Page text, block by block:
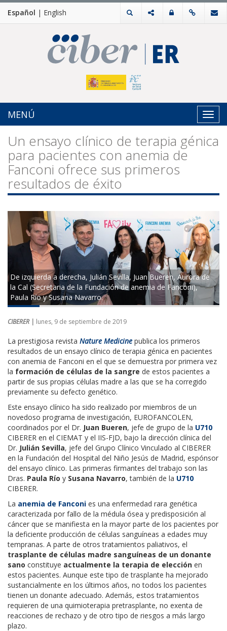
Español | English
MENÚ
Un ensayo clínico de terapia génica
para pacientes con anemia de
Fanconi ofrece sus primeros
resultados de éxito
De izquierda a derecha, Julián Sevilla, Juan Bueren, Aurora de
la Cal (Secretaria de la Fundación de anemia de Fanconi),
Paula Río y Susana Navarro.
CIBERER | lunes, 9 de septiembre de 2019
La prestigiosa revista Nature Medicine publica los primeros
resultados de un ensayo clínico de terapia génica en pacientes
con anemia de Fanconi en el que se demuestra por primera vez
la formación de células de la sangre de estos pacientes a
partir de sus propias células madre a las que se ha corregido
previamente su defecto genético.
Este ensayo clínico ha sido realizado por miembros de un
novedoso programa de investigación, EUROFANCOLEN,
coordinados por el Dr. Juan Bueren, jefe de grupo de la U710
CIBERER en el CIEMAT y el IIS-FJD, bajo la dirección clínica del
Dr. Julián Sevilla, jefe del Grupo Clínico Vinculado al CIBERER
en la Fundación del Hospital del Niño Jesús de Madrid, espónsor
del ensayo clínico. Las primeras firmantes del trabajo son las
Dras. Paula Río y Susana Navarro, también de la U710
CIBERER.
La anemia de Fanconi es una enfermedad rara genética
caracterizada por fallo de la médula ósea y predisposición al
cáncer que se manifiesta en la mayor parte de los pacientes por
la deficiente producción de células sanguíneas a edades muy
tempranas. A parte de otros tratamientos paliativos, el
trasplante de células madre sanguíneas de un donante
sano constituye actualmente la terapia de elección en
estos pacientes. Aunque este tipo de trasplante ha mejorado
sustancialmente en los últimos años, no todos los pacientes
tienen un donante adecuado. Además, estos tratamientos
requieren de una quimioterapia pretrasplante, no exenta de
reacciones de rechazo y de otro tipo de riesgos a más largo
plazo.